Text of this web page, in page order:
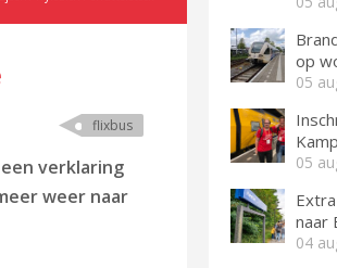
flixbus
verklaring
weer naar
op
05
05
naar
04